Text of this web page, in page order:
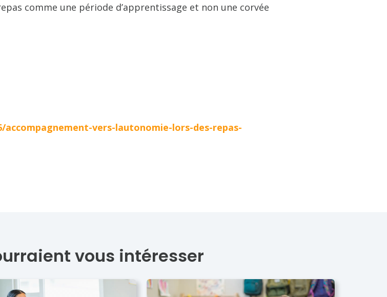
comme une période d’apprentissage et non une corvée
vers-lautonomie-lors-des-repas-
vous intéresser